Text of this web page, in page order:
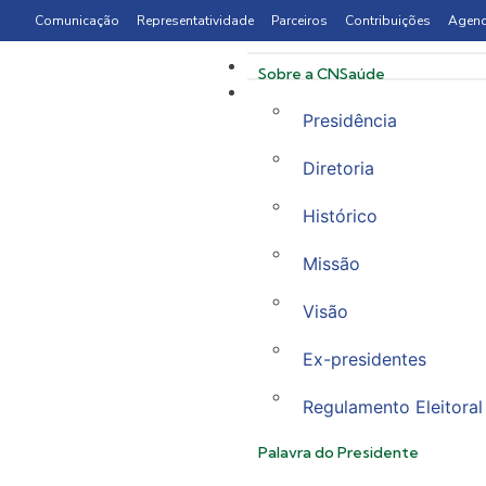
Comunicação Representatividade Parceiros Contribuições
Sobre a CNSaúde
Presidência
Diretoria
Histórico
Missão
Visão
Ex-presidentes
Regulamento Eleitoral
Palavra do Presidente